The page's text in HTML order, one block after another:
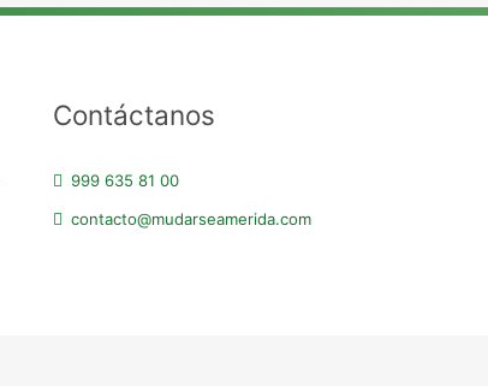
Contáctanos
999 635 81 00
contacto@mudarseamerida.com